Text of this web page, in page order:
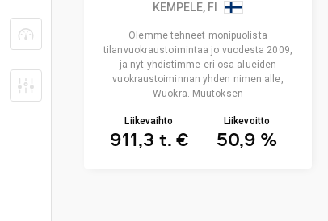
KEMPELE, FI
Olemme tehneet monipuolista
tilanvuokraustoimintaa jo vuodesta 2009,
ja nyt yhdistimme eri osa-alueiden
vuokraustoiminnan yhden nimen alle,
Wuokra. Muutoksen
Liikevaihto
911,3 t. €
Liikevoitto
50,9 %